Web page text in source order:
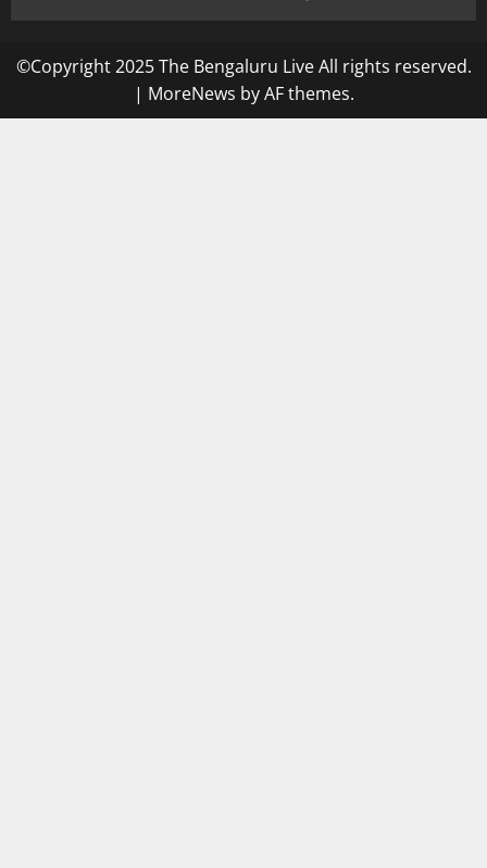
©Copyright 2025 The Bengaluru Live All rights reserved.
| MoreNews by AF themes.